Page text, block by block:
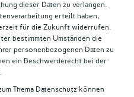
dieser Daten zu verlangen.
erteilt haben,
für die Zukunft widerrufen.
bestimmten Umständen die
personenbezogenen Daten zu
ein Beschwerderecht bei der
Thema Datenschutz können